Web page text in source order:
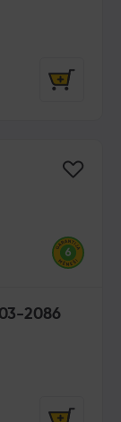
Razer BlackWidow RZ03-2086